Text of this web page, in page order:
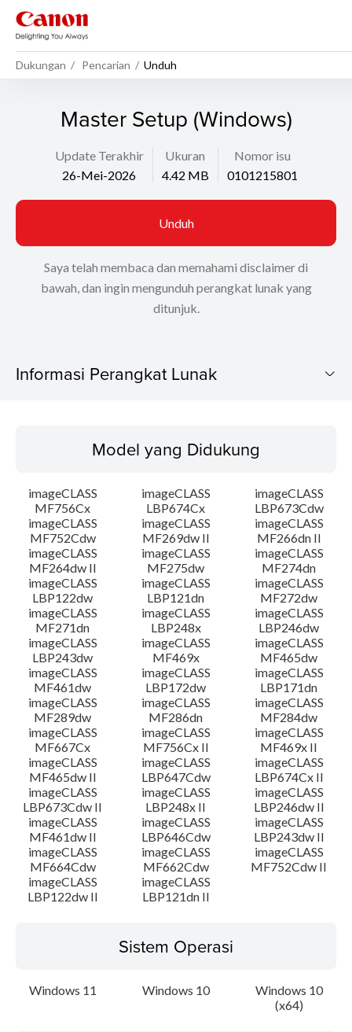
Dukungan Pencarian Unduh
Master Setup (Windows)
Update Terakhir
26-Mei-2026
Ukuran
4.42 MB
Nomor isu
0101215801
Unduh
Saya telah membaca dan memahami disclaimer di
bawah, dan ingin mengunduh perangkat lunak yang
ditunjuk.
Informasi Perangkat Lunak
Sistem Operasi
Ringkasan
Update Riwayat
Instruksi Pengaturan
Informasi File
Disclaimer
Model yang Didukung
imageCLASS
MF756Cx
imageCLASS
LBP674Cx
imageCLASS
LBP673Cdw
imageCLASS
MF752Cdw
imageCLASS
MF269dw II
imageCLASS
MF266dn II
imageCLASS
MF264dw II
imageCLASS
MF275dw
imageCLASS
MF274dn
imageCLASS
LBP122dw
imageCLASS
LBP121dn
imageCLASS
MF272dw
imageCLASS
MF271dn
imageCLASS
LBP248x
imageCLASS
LBP246dw
imageCLASS
LBP243dw
imageCLASS
MF469x
imageCLASS
MF465dw
imageCLASS
MF461dw
imageCLASS
LBP172dw
imageCLASS
LBP171dn
imageCLASS
MF289dw
imageCLASS
MF286dn
imageCLASS
MF284dw
imageCLASS
MF667Cx
imageCLASS
MF756Cx II
imageCLASS
MF469x II
imageCLASS
MF465dw II
imageCLASS
LBP647Cdw
imageCLASS
LBP674Cx II
imageCLASS
LBP673Cdw II
imageCLASS
LBP248x II
imageCLASS
LBP246dw II
imageCLASS
MF461dw II
imageCLASS
LBP646Cdw
imageCLASS
LBP243dw II
imageCLASS
MF664Cdw
imageCLASS
MF662Cdw
imageCLASS
MF752Cdw II
imageCLASS
LBP122dw II
imageCLASS
LBP121dn II
Sistem Operasi
Windows 11 Windows 10
Windows 10
(x64)